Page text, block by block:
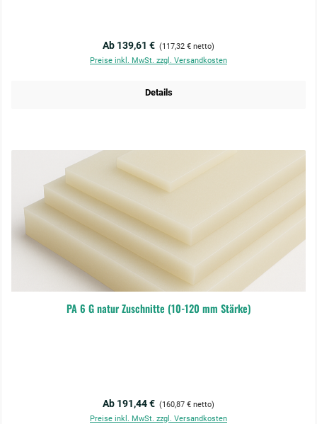
Regulärer Preis:
Ab 139,61 € (117,32 € netto)
Preise inkl. MwSt. zzgl. Versandkosten
Details
PA 6 G natur Zuschnitte (10-120 mm Stärke)
Regulärer Preis:
Ab 191,44 € (160,87 € netto)
Preise inkl. MwSt. zzgl. Versandkosten